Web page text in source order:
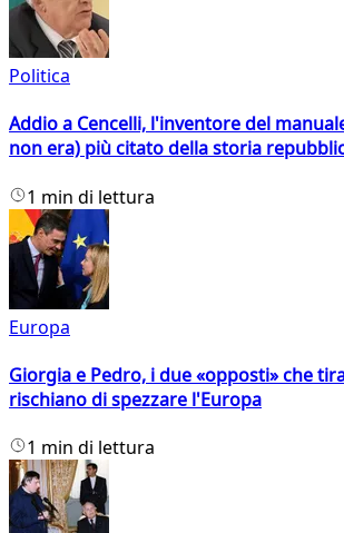
Politica
Addio a Cencelli, l'inventore del
non era) più citato della storia
1 min di lettura
Europa
Giorgia e Pedro, i due «opposti» che
rischiano di spezzare l'Europa
1 min di lettura